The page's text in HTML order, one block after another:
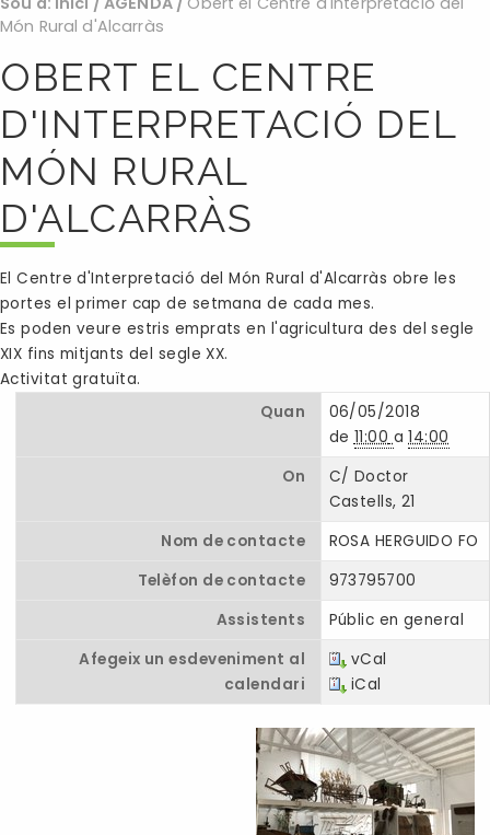
Món Rural d'Alcarràs
OBERT EL CENTRE
D'INTERPRETACIÓ DEL
MÓN RURAL
D'ALCARRÀS
El Centre d'Interpretació del Món Rural d'Alcarràs obre les
portes el primer cap de setmana de cada mes.
Es poden veure estris emprats en l'agricultura des del segle
XIX fins mitjants del segle XX.
Activitat gratuïta.
Quan
06/05/2018
de 11:00 a14:00
On
C/ Doctor
Castells, 21
Nom de contacte
ROSA HERGUIDO FO
Telèfon de contacte
973795700
Assistents
Públic en general
Afegeix un esdeveniment al
calendari
vCal
iCal